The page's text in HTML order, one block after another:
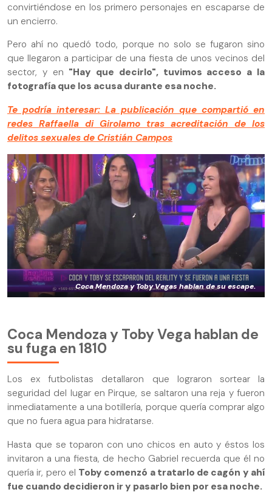
convirtiéndose en los primero personajes en escaparse de
un encierro.
Pero ahí no quedó todo, porque no solo se fugaron sino
que llegaron a participar de una fiesta de unos vecinos del
sector, y en "Hay que decirlo", tuvimos acceso a la
fotografía que los acusa durante esa noche.
Te podría interesar: La publicación que compartió en
redes Raffaella di Girolamo tras acreditación de los
delitos sexuales de Cristián Campos
Coca Mendoza y Toby Vegas hablan de su escape.
Coca Mendoza y Toby Vega hablan de
su fuga en 1810
Los ex futbolistas detallaron que lograron sortear la
seguridad del lugar en Pirque, se saltaron una reja y fueron
inmediatamente a una botillería, porque quería comprar algo
que no fuera agua para hidratarse.
Hasta que se toparon con uno chicos en auto y éstos los
invitaron a una fiesta, de hecho Gabriel recuerda que él no
quería ir, pero el Toby comenzó a tratarlo de cagón y ahí
fue cuando decidieron ir y pasarlo bien por esa noche.